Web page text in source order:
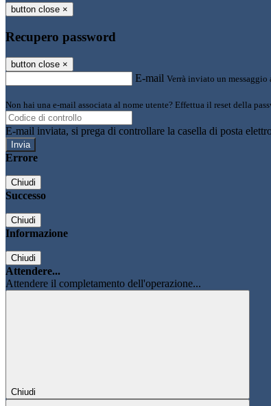
button close ×
Recupero password
button close ×
E-mail Verrà inviato un
Non hai una e-mail associata al nome utente? Effettua il reset della
E-mail inviata, si prega di controllare la casella di posta
Errore
Chiudi
Successo
Chiudi
Informazione
Chiudi
Attendere...
Attendere il completamento dell'operazione...
Chiudi